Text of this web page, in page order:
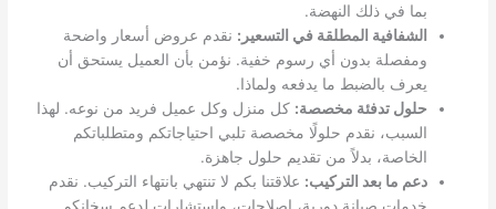
بما في ذلك النهضة.
الشفافية المطلقة في التسعير: نقدم عروض أسعار واضحة
ومفصلة بدون أي رسوم خفية. نؤمن بأن العميل يستحق أن
يعرف بالضبط ما يدفعه ولماذا.
حلول تدفئة مخصصة: كل منزل وكل عميل فريد من نوعه. لهذا
السبب، نقدم حلولًا مخصصة تلبي احتياجاتكم ومتطلباتكم
الخاصة، بدلاً من تقديم حلول جاهزة.
دعم ما بعد التركيب: علاقتنا بكم لا تنتهي بانتهاء التركيب. نقدم